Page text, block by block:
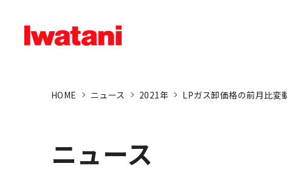
HOME ニュース 2021年 LPガス卸価格の前月比変
ニュース